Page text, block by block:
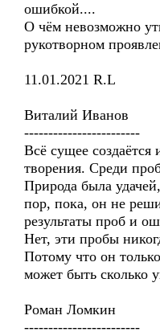
ошибкой....
О чём невозможно
рукотворном
11.01.2021 R.L
Виталий Иванов
------------------------
Всё сущее создаётся
творения. Среди
Природа была
пор, пока, он не
результаты проб и
Нет, эти пробы
Потому что он
может быть сколько
Роман Ломкин
------------------------